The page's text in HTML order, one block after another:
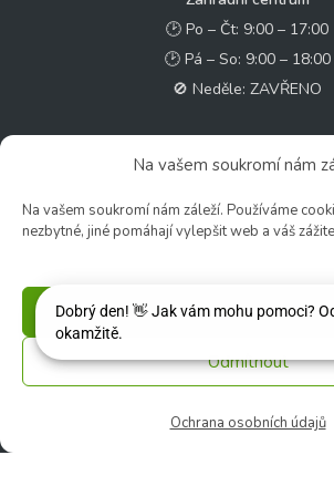
Na vašem soukromí nám
Na vašem soukromí nám záleží. Používáme
nezbytné, jiné pomáhají vylepšit web a váš
Příjmout
Odmítnout
Ochrana osobních údajů
🕑 Po – Čt: 9:00 – 17:00
🕑 Pá – So: 9:00 – 18:00
🚫 Neděle: ZAVŘENO
🕑 Ut – Pá: 9:00 - 12:00 │ 13:00
🕑 So: 9:00 – 15:00
🚫 Ne - Po: ZAVŘENO
Sledujte nás: